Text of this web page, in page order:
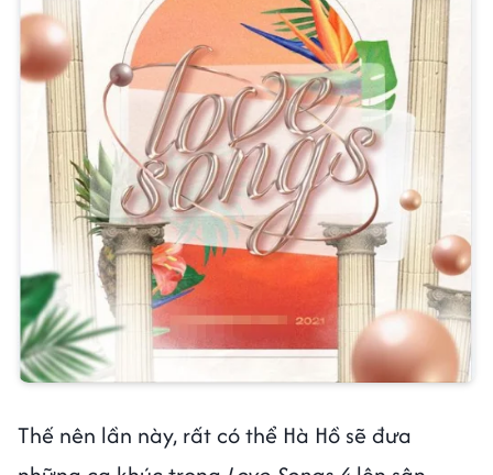
Thế nên lần này, rất có thể Hà Hồ sẽ đưa